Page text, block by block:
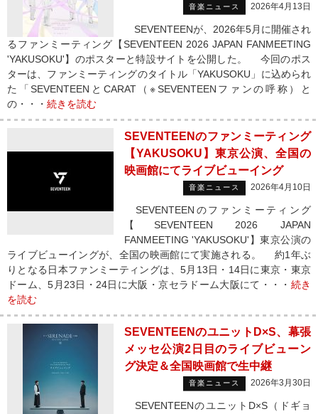
音楽ニュース 2026年4月13日
SEVENTEENが、2026年5月に開催され
るファンミーティング【SEVENTEEN 2026 JAPAN FANMEETING
'YAKUSOKU'】のポスターと特設サイトを公開した。 今回のポス
ターは、ファンミーティングのタイトル「YAKUSOKU」に込められ
た「SEVENTEENとCARAT（※SEVENTEENファンの呼称）と
の・・・ 続きを読む
SEVENTEENのファンミーティング
【YAKUSOKU】東京公演、全国の
映画館にてライブビューイング
音楽ニュース 2026年4月10日
SEVENTEENのファンミーティング
【SEVENTEEN 2026 JAPAN
FANMEETING 'YAKUSOKU'】東京公演の
ライブビューイングが、全国の映画館にて実施される。 約1年ぶ
りとなる日本ファンミーティングは、5月13日・14日に東京・東京
ドーム、5月23日・24日に大阪・京セラドーム大阪にて・・・ 続き
を読む
SEVENTEENのユニットD×S、幕張
メッセ公演2日目のライブビューン
グ決定＆全国映画館で生中継
音楽ニュース 2026年3月30日
SEVENTEENのユニットD×S（ドギョ